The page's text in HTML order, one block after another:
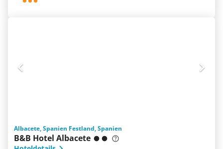
Albacete, Spanien Festland, Spanien
B&B Hotel Albacete